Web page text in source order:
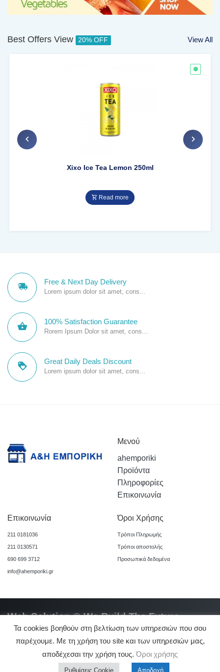
Best Offers View 20% OFF View All
Xixo Ice Tea Lemon 250ml
Read more
Free & Next Day Delivery
Lorem ipsum dolor sit amet, cons...
100% Satisfaction Guarantee
Rorem Ipsum Dolor sit amet, cons...
Great Daily Deals Discount
Lorem ipsum dolor sit amet, cons...
Μενού
ahemporiki
Προϊόντα
Πληροφορίες
Επικοινωνία
Επικοινωνία
211 0181036
211 0130571
690 699 3712
info@ahemporiki.gr
Όροι Χρήσης
Τρόποι Πληρωμής
Τρόποι αποστολής
Προσωπικά δεδομένα
Web Solution © We Build The Future
0
Τα cookies βοηθούν στη βελτίωση των υπηρεσιών που σου
παρέχουμε. Με τη χρήση του site και των υπηρεσιών μας,
αποδέχεσαι την χρήση τους. Όροι χρήσης
Ρυθμίσεις Cookie Αποδοχή